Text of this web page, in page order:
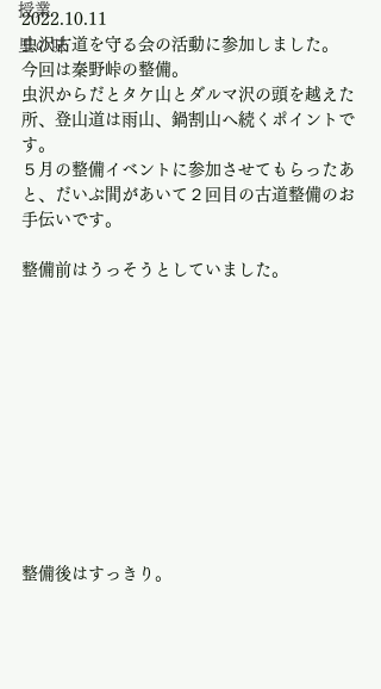
授業
里の味
2022.10.11
虫沢古道を守る会の活動に参加しました。
今回は秦野峠の整備。
虫沢からだとタケ山とダルマ沢の頭を越えた
所、登山道は雨山、鍋割山へ続くポイントで
す。
５月の整備イベントに参加させてもらったあ
と、だいぶ間があいて２回目の古道整備のお
手伝いです。
整備前はうっそうとしていました。
整備後はすっきり。